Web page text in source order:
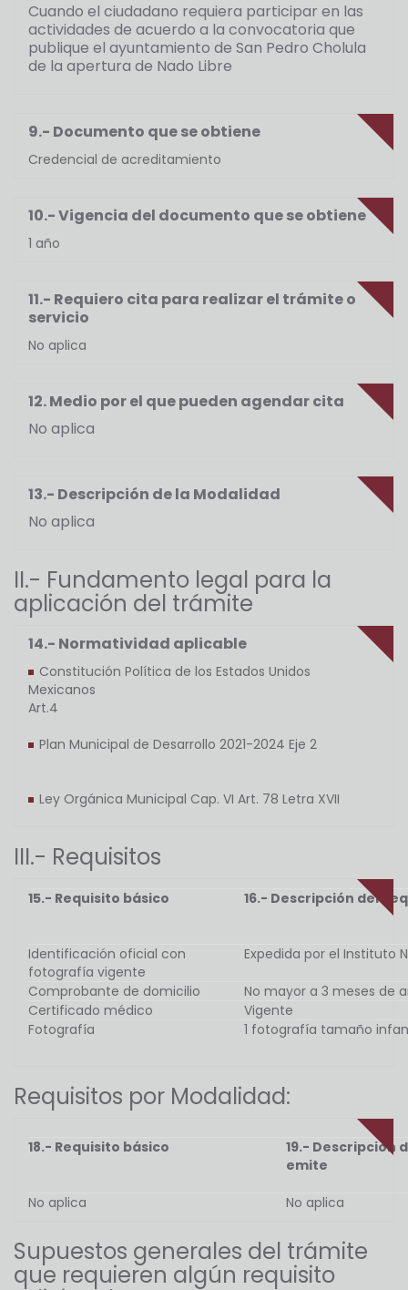
Cuando el ciudadano requiera participar en las
actividades de acuerdo a la convocatoria que
publique el ayuntamiento de San Pedro Cholula
de la apertura de Nado Libre
9.- Documento que se obtiene
Credencial de acreditamiento
10.- Vigencia del documento que se obtiene
1 año
11.- Requiero cita para realizar el trámite o
servicio
No aplica
12. Medio por el que pueden agendar cita
No aplica
13.- Descripción de la Modalidad
No aplica
II.- Fundamento legal para la
aplicación del trámite
14.- Normatividad aplicable
Constitución Política de los Estados Unidos
Mexicanos
Plan Municipal de Desarrollo 2021-2024 Eje 2
Ley Orgánica Municipal Cap. VI Art. 78 Letra XVII
III.- Requisitos
15.- Requisito básico 16.- Descripción del
Identificación oficial con
fotografía vigente
Expedida por el Instituto
Comprobante de domicilio
No mayor a 3 meses de
Certificado médico
Vigente
Fotografía
1 fotografía tamaño
Requisitos por Modalidad:
18.- Requisito básico
19.- Descripción
emite
No aplica No aplica
Supuestos generales del trámite
que requieren algún requisito